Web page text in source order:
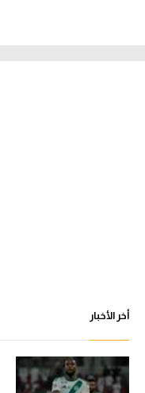
أخر الأخبار